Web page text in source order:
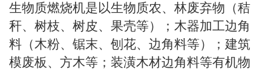
生物质燃烧机是以生物质农、林废弃物（秸
秆、树枝、树皮、果壳等）；木器加工边角
料（木粉、锯末、刨花、边角料等）；建筑
模废板、方木等；装潢木材边角料等有机物